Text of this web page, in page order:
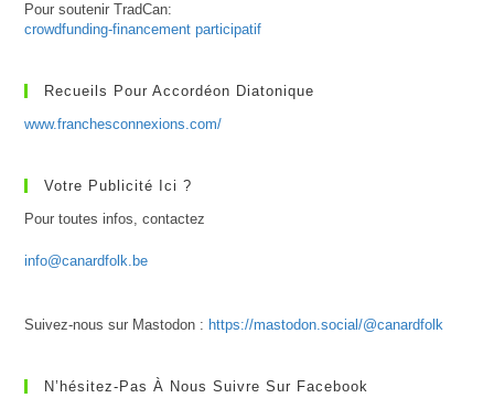
Pour soutenir TradCan:
crowdfunding-financement participatif
Recueils Pour Accordéon Diatonique
www.franchesconnexions.com/
Votre Publicité Ici ?
Pour toutes infos, contactez
info@canardfolk.be
Suivez-nous sur Mastodon : https://mastodon.social/@canardfolk
N’hésitez-Pas À Nous Suivre Sur Facebook